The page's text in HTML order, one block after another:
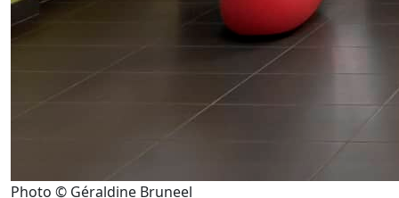
Photo © Géraldine Bruneel